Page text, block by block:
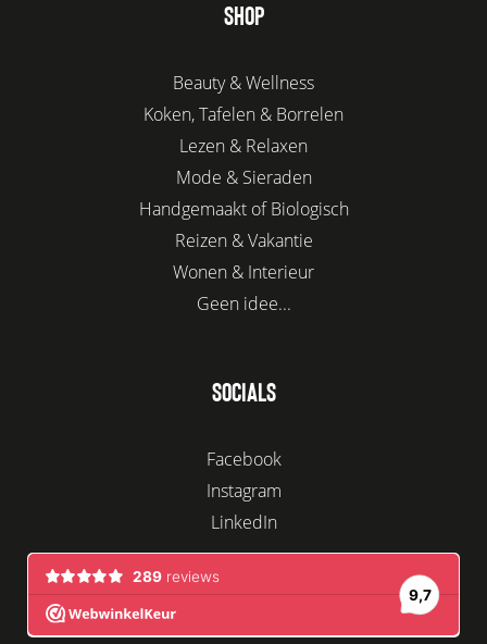
SHOP
Beauty & Wellness
Koken, Tafelen & Borrelen
Lezen & Relaxen
Mode & Sieraden
Handgemaakt of Biologisch
Reizen & Vakantie
Wonen & Interieur
Geen idee...
SOCIALS
Facebook
Instagram
LinkedIn